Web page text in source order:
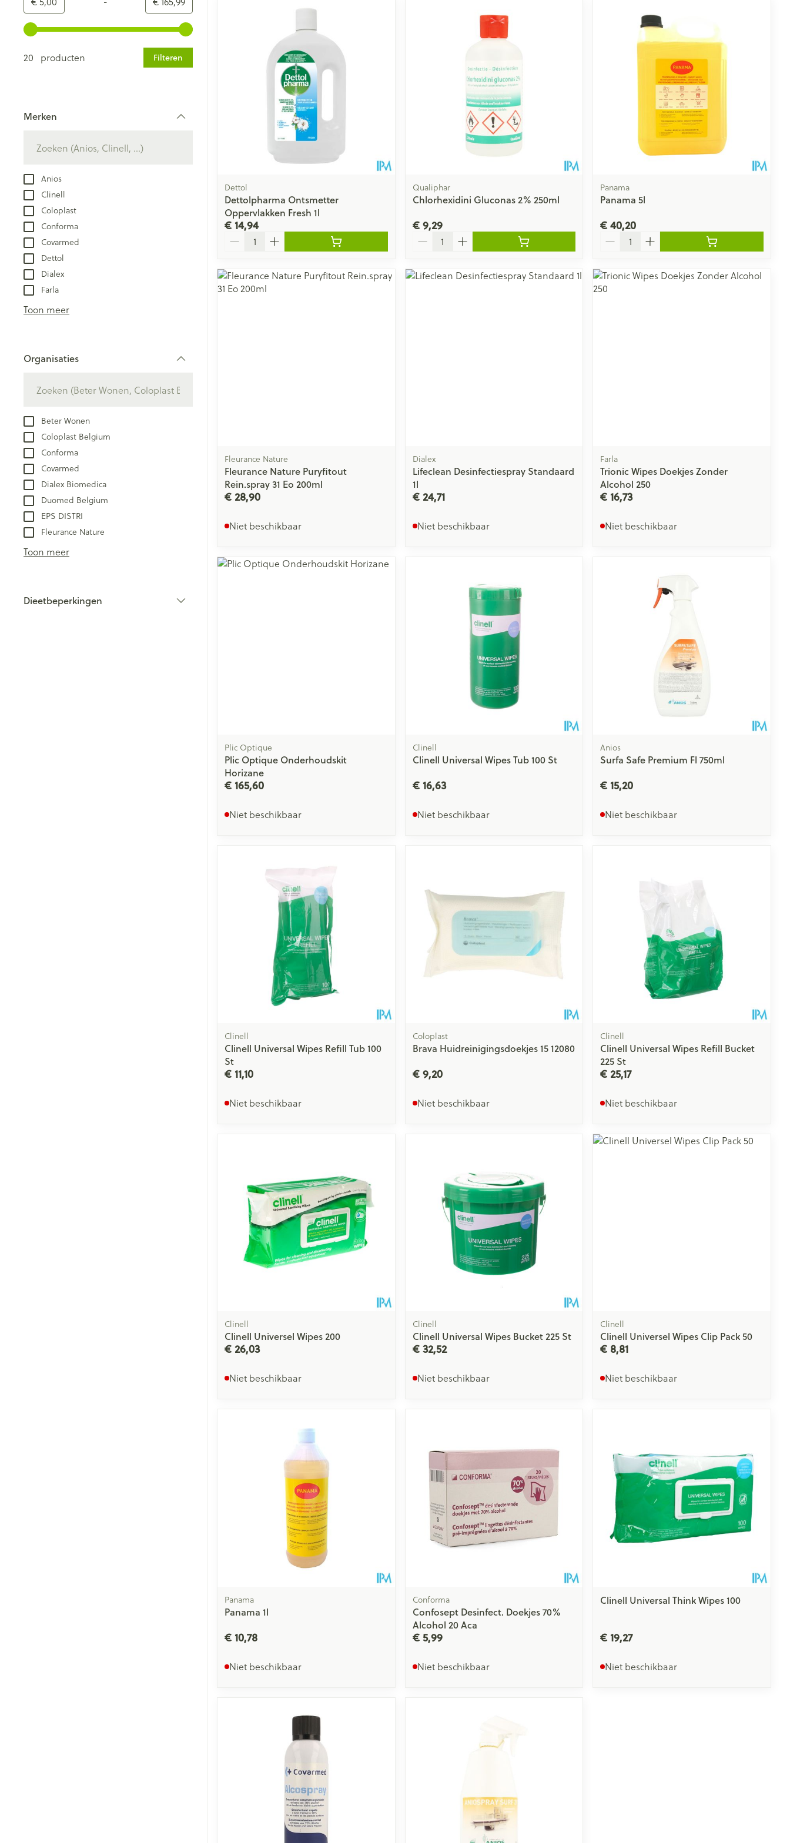
Gebruik de pijltjestoetsen links en rechts om de minimale en maximale prijswaarden aan te passen.
20 producten
Filteren
Merken
Anios
Clinell
Coloplast
Conforma
Covarmed
Dettol
Dialex
Farla
Toon meer
Organisaties
Beter Wonen
Coloplast Belgium
Conforma
Covarmed
Dialex Biomedica
Duomed Belgium
EPS DISTRI
Fleurance Nature
Toon meer
Dieetbeperkingen
Dettol
Dettolpharma Ontsmetter
Oppervlakken Fresh 1l
€ 14,94
Qualiphar
Chlorhexidini Gluconas 2% 250ml
€ 9,29
Panama
Panama 5l
€ 40,20
Fleurance Nature
Fleurance Nature Puryfitout
Rein.spray 31 Eo 200ml
€ 28,90
Niet beschikbaar
Dialex
Lifeclean Desinfectiespray Standaard
1l
€ 24,71
Niet beschikbaar
Farla
Trionic Wipes Doekjes Zonder
Alcohol 250
€ 16,73
Niet beschikbaar
Plic Optique
Plic Optique Onderhoudskit
Horizane
€ 165,60
Niet beschikbaar
Clinell
Clinell Universal Wipes Tub 100 St
€ 16,63
Niet beschikbaar
Anios
Surfa Safe Premium Fl 750ml
€ 15,20
Niet beschikbaar
Clinell
Clinell Universal Wipes Refill Tub 100
St
€ 11,10
Niet beschikbaar
Coloplast
Brava Huidreinigingsdoekjes 15 12080
€ 9,20
Niet beschikbaar
Clinell
Clinell Universal Wipes Refill Bucket
225 St
€ 25,17
Niet beschikbaar
Clinell
Clinell Universel Wipes 200
€ 26,03
Niet beschikbaar
Clinell
Clinell Universal Wipes Bucket 225 St
€ 32,52
Niet beschikbaar
Clinell
Clinell Universel Wipes Clip Pack 50
€ 8,81
Niet beschikbaar
Panama
Panama 1l
€ 10,78
Niet beschikbaar
Conforma
Confosept Desinfect. Doekjes 70%
Alcohol 20 Aca
€ 5,99
Niet beschikbaar
Clinell Universal Think Wipes 100
€ 19,27
Niet beschikbaar